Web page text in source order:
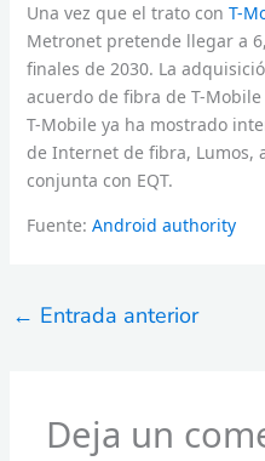
Una vez que el trato con T-
Metronet pretende llegar a
finales de 2030. La
acuerdo de fibra de T-
T-Mobile ya ha mostrado
de Internet de fibra, Lumos,
conjunta con EQT.
Fuente: Android authority
← Entrada anterior
Deja un